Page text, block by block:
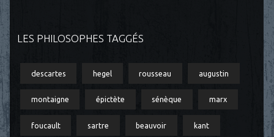
LES PHILOSOPHES TAGGÉS
descartes hegel rousseau augustin
montaigne épictète sénèque marx
foucault sartre beauvoir kant